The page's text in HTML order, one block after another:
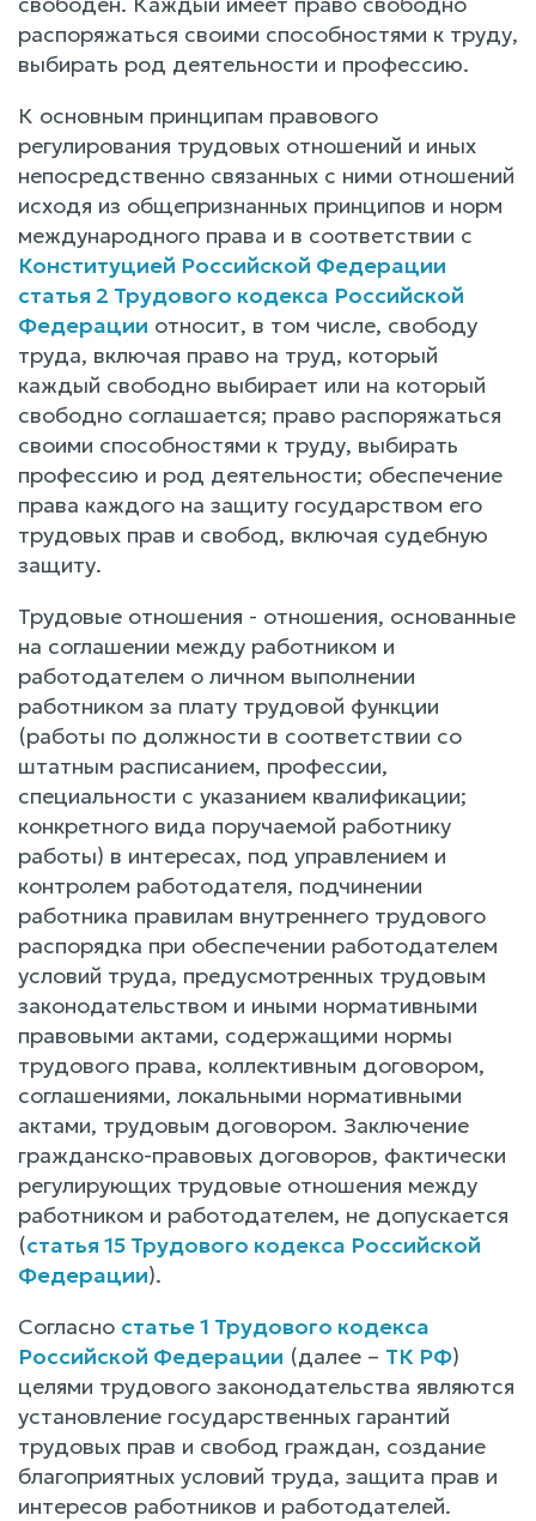
распоряжаться своими способностями к труду,
выбирать род деятельности и профессию.
К основным принципам правового
регулирования трудовых отношений и иных
непосредственно связанных с ними отношений
исходя из общепризнанных принципов и норм
международного права и в соответствии с
Конституцией Российской Федерации
статья 2 Трудового кодекса Российской
Федерации относит, в том числе, свободу
труда, включая право на труд, который
каждый свободно выбирает или на который
свободно соглашается; право распоряжаться
своими способностями к труду, выбирать
профессию и род деятельности; обеспечение
права каждого на защиту государством его
трудовых прав и свобод, включая судебную
защиту.
Трудовые отношения - отношения, основанные
на соглашении между работником и
работодателем о личном выполнении
работником за плату трудовой функции
(работы по должности в соответствии со
штатным расписанием, профессии,
специальности с указанием квалификации;
конкретного вида поручаемой работнику
работы) в интересах, под управлением и
контролем работодателя, подчинении
работника правилам внутреннего трудового
распорядка при обеспечении работодателем
условий труда, предусмотренных трудовым
законодательством и иными нормативными
правовыми актами, содержащими нормы
трудового права, коллективным договором,
соглашениями, локальными нормативными
актами, трудовым договором. Заключение
гражданско-правовых договоров, фактически
регулирующих трудовые отношения между
работником и работодателем, не допускается
(статья 15 Трудового кодекса Российской
Федерации).
Согласно статье 1 Трудового кодекса
Российской Федерации (далее – ТК РФ)
целями трудового законодательства являются
установление государственных гарантий
трудовых прав и свобод граждан, создание
благоприятных условий труда, защита прав и
интересов работников и работодателей.